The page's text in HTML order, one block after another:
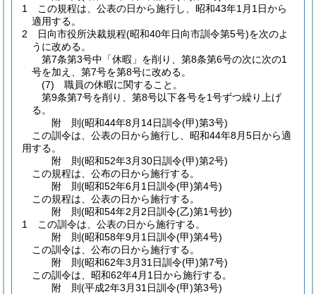
1
この規程は、公表の日から施行し、昭和43年1月1日から
適用する。
2
日向市役所決裁規程(昭和40年日向市訓令第5号)を次のよ
うに改める。
第7条第3号中「休暇」を削り、第8条第6号の次に次の1
号を加え、第7号を第8号に改める。
(7) 職員の休暇に関すること。
第9条第7号を削り、第8号以下各号を1号ずつ繰り上げ
る。
附 則(昭和44年8月14日訓令(甲)第3号)
この訓令は、公表の日から施行し、昭和44年8月5日から適
用する。
附 則(昭和52年3月30日訓令(甲)第2号)
この規程は、公布の日から施行する。
附 則(昭和52年6月1日訓令(甲)第4号)
この規程は、公表の日から施行する。
附 則(昭和54年2月2日訓令(乙)第1号抄)
1
この訓令は、公表の日から施行する。
附 則(昭和58年9月1日訓令(甲)第4号)
この訓令は、公布の日から施行する。
附 則(昭和62年3月31日訓令(甲)第7号)
この訓令は、昭和62年4月1日から施行する。
附 則(平成2年3月31日訓令(甲)第3号)